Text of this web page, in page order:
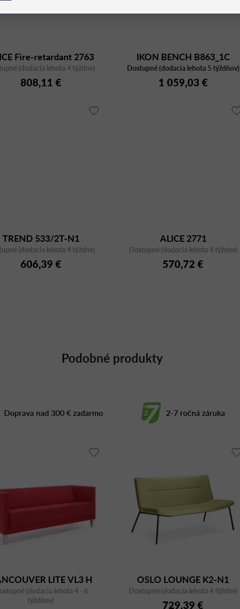
Doprava nad 300 € zadarmo 2-7 ročná záruka
Fire-retardant 2763
(dodacia lehota 4 týždne)
808,11 €
IKON BENCH B863_1C
Dostupné (dodacia lehota 5 týždňov)
1 059,03 €
TREND 533/2T-N1
(dodacia lehota 4 týždne)
606,39 €
ALICE 2771
Dostupné (dodacia lehota 4 týždne)
570,72 €
Podobné produkty
LITE VL3 H
(dodacia lehota 4 - 6
týždňov)
OSLO LOUNGE K2-N1
Dostupné (dodacia lehota 4 týždne)
729,39 €